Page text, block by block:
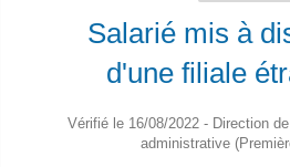
Salarié mis à
d'une filiale
Vérifié le 16/08/2022 - Direction
administrative